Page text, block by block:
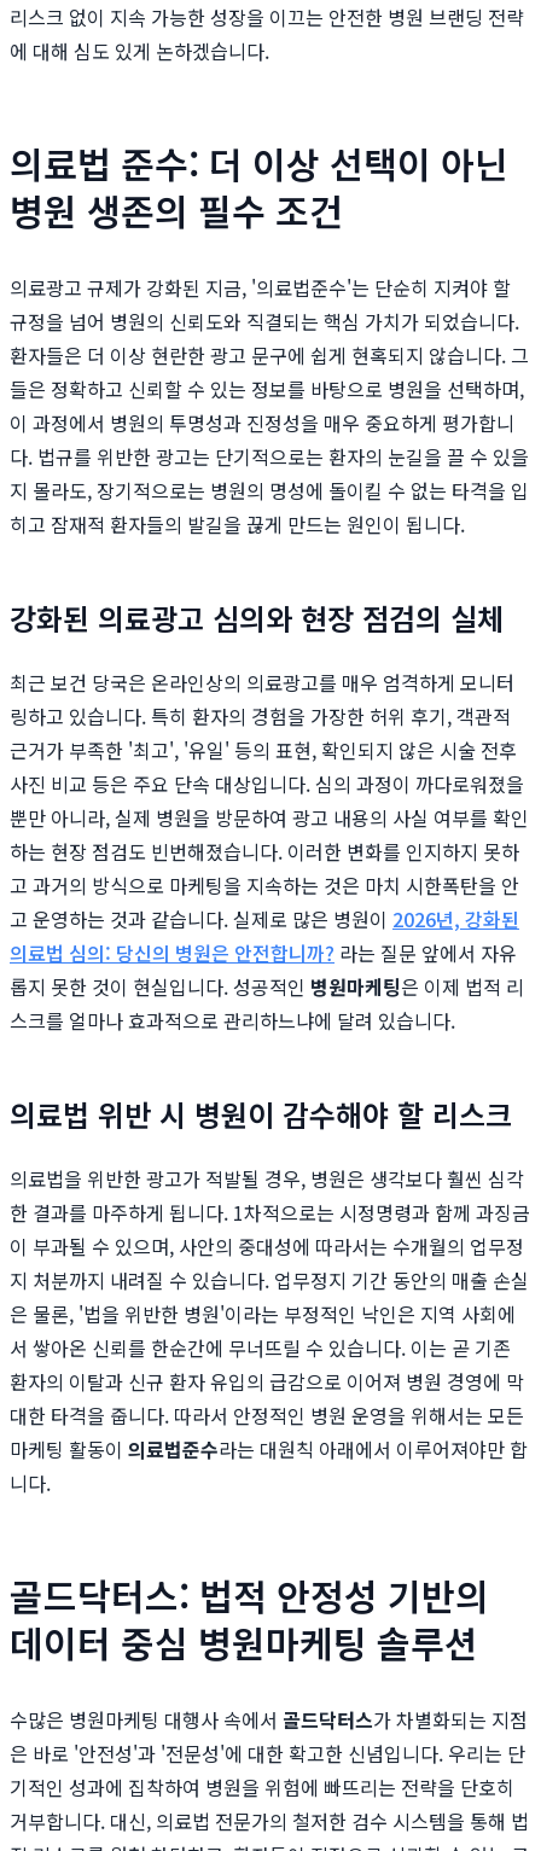
리스크 없이 지속 가능한 성장을 이끄는 안전한 병원 브랜딩 전략
에 대해 심도 있게 논하겠습니다.
의료법 준수: 더 이상 선택이 아닌
병원 생존의 필수 조건
의료광고 규제가 강화된 지금, '의료법준수'는 단순히 지켜야 할
규정을 넘어 병원의 신뢰도와 직결되는 핵심 가치가 되었습니다.
환자들은 더 이상 현란한 광고 문구에 쉽게 현혹되지 않습니다. 그
들은 정확하고 신뢰할 수 있는 정보를 바탕으로 병원을 선택하며,
이 과정에서 병원의 투명성과 진정성을 매우 중요하게 평가합니
다. 법규를 위반한 광고는 단기적으로는 환자의 눈길을 끌 수 있을
지 몰라도, 장기적으로는 병원의 명성에 돌이킬 수 없는 타격을 입
히고 잠재적 환자들의 발길을 끊게 만드는 원인이 됩니다.
강화된 의료광고 심의와 현장 점검의 실체
최근 보건 당국은 온라인상의 의료광고를 매우 엄격하게 모니터
링하고 있습니다. 특히 환자의 경험을 가장한 허위 후기, 객관적
근거가 부족한 '최고', '유일' 등의 표현, 확인되지 않은 시술 전후
사진 비교 등은 주요 단속 대상입니다. 심의 과정이 까다로워졌을
뿐만 아니라, 실제 병원을 방문하여 광고 내용의 사실 여부를 확인
하는 현장 점검도 빈번해졌습니다. 이러한 변화를 인지하지 못하
고 과거의 방식으로 마케팅을 지속하는 것은 마치 시한폭탄을 안
고 운영하는 것과 같습니다. 실제로 많은 병원이 2026년, 강화된
의료법 심의: 당신의 병원은 안전합니까? 라는 질문 앞에서 자유
롭지 못한 것이 현실입니다. 성공적인 병원마케팅은 이제 법적 리
스크를 얼마나 효과적으로 관리하느냐에 달려 있습니다.
의료법 위반 시 병원이 감수해야 할 리스크
의료법을 위반한 광고가 적발될 경우, 병원은 생각보다 훨씬 심각
한 결과를 마주하게 됩니다. 1차적으로는 시정명령과 함께 과징금
이 부과될 수 있으며, 사안의 중대성에 따라서는 수개월의 업무정
지 처분까지 내려질 수 있습니다. 업무정지 기간 동안의 매출 손실
은 물론, '법을 위반한 병원'이라는 부정적인 낙인은 지역 사회에
서 쌓아온 신뢰를 한순간에 무너뜨릴 수 있습니다. 이는 곧 기존
환자의 이탈과 신규 환자 유입의 급감으로 이어져 병원 경영에 막
대한 타격을 줍니다. 따라서 안정적인 병원 운영을 위해서는 모든
마케팅 활동이 의료법준수라는 대원칙 아래에서 이루어져야만 합
니다.
골드닥터스: 법적 안정성 기반의
데이터 중심 병원마케팅 솔루션
수많은 병원마케팅 대행사 속에서 골드닥터스가 차별화되는 지점
은 바로 '안전성'과 '전문성'에 대한 확고한 신념입니다. 우리는 단
기적인 성과에 집착하여 병원을 위험에 빠뜨리는 전략을 단호히
거부합니다. 대신, 의료법 전문가의 철저한 검수 시스템을 통해 법